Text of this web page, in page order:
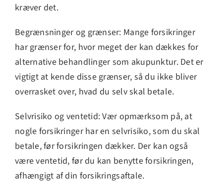
kræver det.
Begrænsninger og grænser: Mange forsikringer
har grænser for, hvor meget der kan dækkes for
alternative behandlinger som akupunktur. Det er
vigtigt at kende disse grænser, så du ikke bliver
overrasket over, hvad du selv skal betale.
Selvrisiko og ventetid: Vær opmærksom på, at
nogle forsikringer har en selvrisiko, som du skal
betale, før forsikringen dækker. Der kan også
være ventetid, før du kan benytte forsikringen,
afhængigt af din forsikringsaftale.